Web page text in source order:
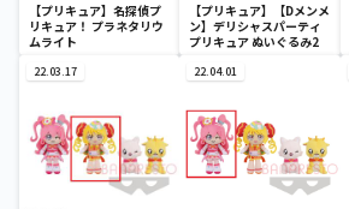
【プリキュア】名探偵プ
リキュア！ プラネタリウ
ムライト
【プリキュア】【Dメンメ
ン】デリシャスパーティ
プリキュア ぬいぐるみ2
22.03.17 22.04.01